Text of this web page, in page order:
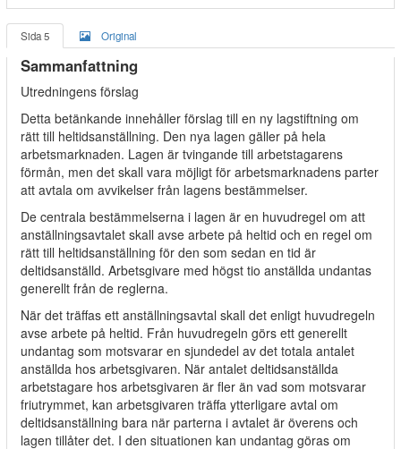
Sida 5 Original
Sammanfattning
Utredningens förslag
Detta betänkande innehåller förslag till en ny lagstiftning om
rätt till heltidsanställning. Den nya lagen gäller på hela
arbetsmarknaden. Lagen är tvingande till arbetstagarens
förmån, men det skall vara möjligt för arbetsmarknadens parter
att avtala om avvikelser från lagens bestämmelser.
De centrala bestämmelserna i lagen är en huvudregel om att
anställningsavtalet skall avse arbete på heltid och en regel om
rätt till heltidsanställning för den som sedan en tid är
deltidsanställd. Arbetsgivare med högst tio anställda undantas
generellt från de reglerna.
När det träffas ett anställningsavtal skall det enligt huvudregeln
avse arbete på heltid. Från huvudregeln görs ett generellt
undantag som motsvarar en sjundedel av det totala antalet
anställda hos arbetsgivaren. När antalet deltidsanställda
arbetstagare hos arbetsgivaren är fler än vad som motsvarar
friutrymmet, kan arbetsgivaren träffa ytterligare avtal om
deltidsanställning bara när parterna i avtalet är överens och
lagen tillåter det. I den situationen kan undantag göras om